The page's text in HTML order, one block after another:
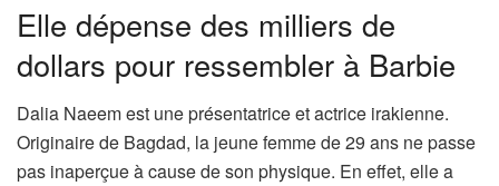
Elle dépense des milliers de
dollars pour ressembler à Barbie
Dalia Naeem est une présentatrice et actrice irakienne.
Originaire de Bagdad, la jeune femme de 29 ans ne passe
pas inaperçue à cause de son physique. En effet, elle a